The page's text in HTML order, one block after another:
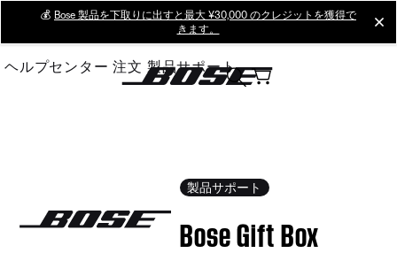
Main
💰 Bose 製品を下取りに出すと最大 ¥30,000 のクレジットを獲得で
きます。
ヘルプセンター 注文 製品サポート
製品サポート
Bose Gift Box